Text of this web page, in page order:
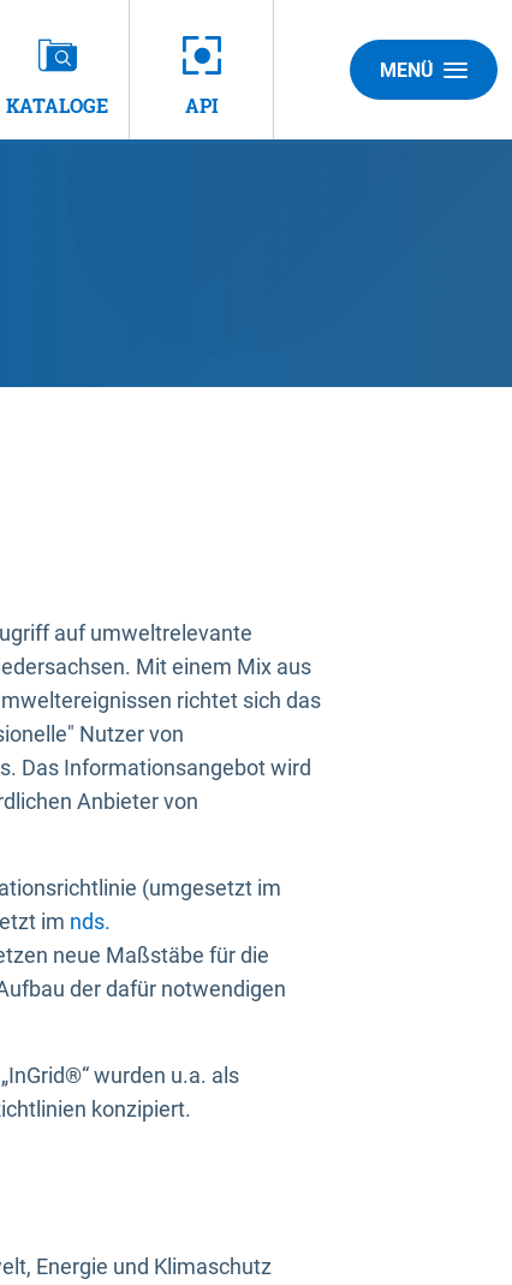
KATALOGE API
MENÜ
auf umweltrelevante
Mit einem Mix aus
richtet sich das
Nutzer von
Das Informationsangebot wird
Anbieter von
(umgesetzt im
im nds.
neue Maßstäbe für die
der dafür notwendigen
wurden u.a. als
konzipiert.
Energie und Klimaschutz